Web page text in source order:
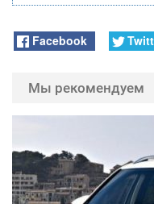
Facebook
Мы рекомендуем